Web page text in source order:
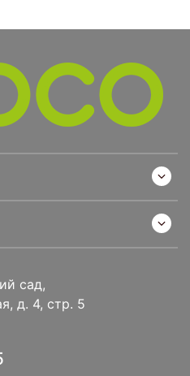
сад,
д. 4, стр. 5